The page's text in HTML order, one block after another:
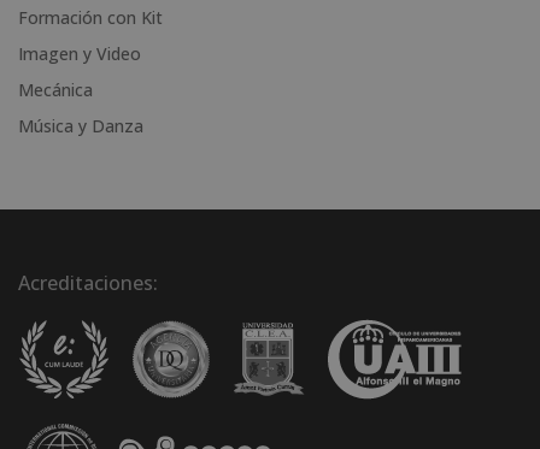
Formación con Kit
Imagen y Video
Mecánica
Música y Danza
Acreditaciones: